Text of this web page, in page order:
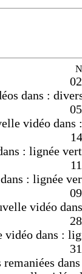
dans :
vidéo dans
: lignée
: lignée
vidéo
vidéo dans :